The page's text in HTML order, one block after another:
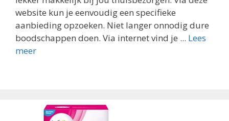
website kun je eenvoudig een specifieke
aanbieding opzoeken. Niet langer onnodig dure
boodschappen doen. Via internet vind je ... Lees
meer